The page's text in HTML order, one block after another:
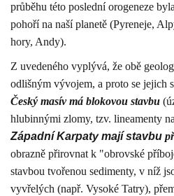
průběhu této poslední orogeneze
pohoří na naší planetě (Pyreneje,
hory, Andy).
Z uvedeného vyplývá, že obě
odlišným vývojem, a proto se jejich
Český masív má blokovou stavbu
hlubinnými zlomy, tzv. lineamenty
Západní Karpaty mají stavbu
obrazně přirovnat k "obrovské
stavbou tvořenou sedimenty, v níž
vyvřelých (např. Vysoké Tatry),